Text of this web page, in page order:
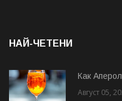
НАЙ-ЧЕТЕНИ
Как
Август 05,